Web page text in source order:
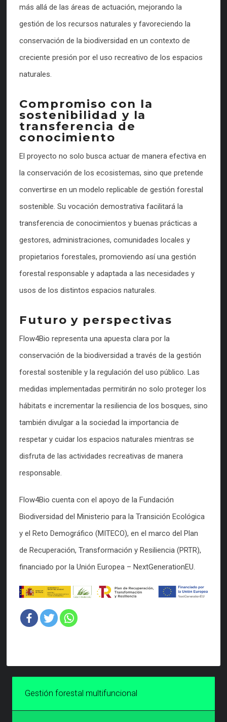
más allá de las áreas de actuación, mejorando la
gestión de los recursos naturales y favoreciendo la
conservación de la biodiversidad en un contexto de
creciente presión por el uso recreativo de los espacios
naturales.
Compromiso con la
sostenibilidad y la
transferencia de
conocimiento
El proyecto no solo busca actuar de manera efectiva en
la conservación de los ecosistemas, sino que pretende
convertirse en un modelo replicable de gestión forestal
sostenible. Su vocación demostrativa facilitará la
transferencia de conocimientos y buenas prácticas a
gestores, administraciones, comunidades locales y
propietarios forestales, promoviendo así una gestión
forestal responsable y adaptada a las necesidades y
usos de los distintos espacios naturales.
Futuro y perspectivas
Flow4Bio representa una apuesta clara por la
conservación de la biodiversidad a través de la gestión
forestal sostenible y la regulación del uso público. Las
medidas implementadas permitirán no solo proteger los
hábitats e incrementar la resiliencia de los bosques, sino
también divulgar a la sociedad la importancia de
respetar y cuidar los espacios naturales mientras se
disfruta de las actividades recreativas de manera
responsable.
Flow4Bio cuenta con el apoyo de la Fundación
Biodiversidad del Ministerio para la Transición Ecológica
y el Reto Demográfico (MITECO), en el marco del Plan
de Recuperación, Transformación y Resiliencia (PRTR),
financiado por la Unión Europea – NextGenerationEU.
Gestión forestal multifuncional